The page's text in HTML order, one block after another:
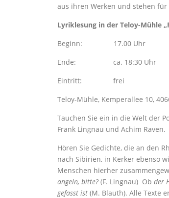
aus ihren Werken und stehen
Lyriklesung in der Teloy-Mühle
Beginn: 17.00 Uhr
Ende: ca. 18:30 Uhr
Eintritt: frei
Teloy-Mühle, Kemperallee 10,
Tauchen Sie ein in die Welt der
Frank Lingnau und Achim Raven.
Hören Sie Gedichte, die an den
nach Sibirien, in Kerker ebenso
Menschen hierher
angeln, bitte?(F. Lingnau) Ob der
gefasst ist (M. Blauth). Alle Texte